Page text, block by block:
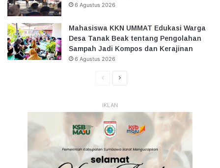
6 Agustus 2026
Mahasiswa KKN UMMAT Edukasi Warga
Desa Tanak Beak tentang Pengolahan
Sampah Jadi Kompos dan Kerajinan
6 Agustus 2026
HalamanHalaman
IKLAN